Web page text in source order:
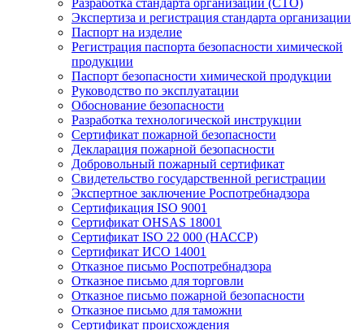
Разработка стандарта организации (СТО)
Экспертиза и регистрация стандарта организации
Паспорт на изделие
Регистрация паспорта безопасности химической
продукции
Паспорт безопасности химической продукции
Руководство по эксплуатации
Обоснование безопасности
Разработка технологической инструкции
Сертификат пожарной безопасности
Декларация пожарной безопасности
Добровольный пожарный сертификат
Свидетельство государственной регистрации
Экспертное заключение Роспотребнадзора
Сертификация ISO 9001
Сертификат OHSAS 18001
Сертификат ISO 22 000 (НАССР)
Сертификат ИСО 14001
Отказное письмо Роспотребнадзора
Отказное письмо для торговли
Отказное письмо пожарной безопасности
Отказное письмо для таможни
Сертификат происхождения